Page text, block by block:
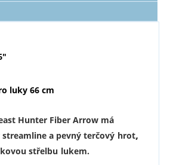
luky 66 cm
Hunter Fiber Arrow má
a pevný terčový hrot,
střelbu lukem.